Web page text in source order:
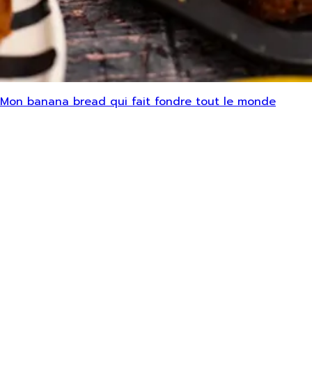
Mon banana bread qui fait fondre tout le monde